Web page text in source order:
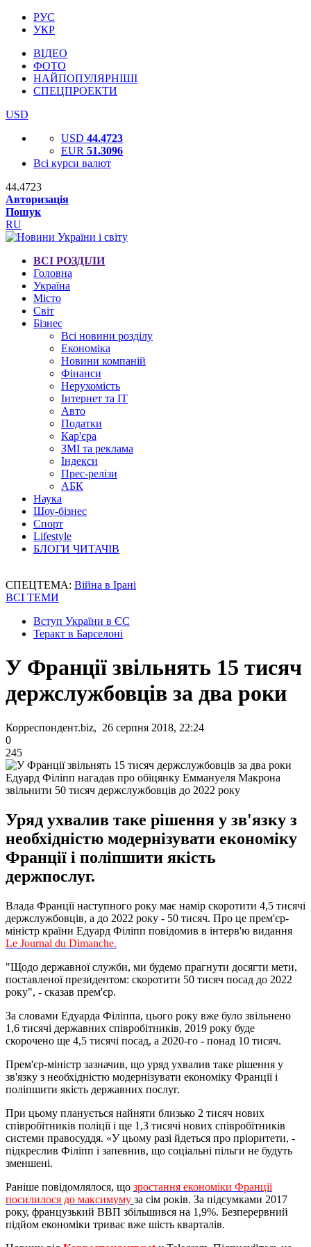
РУС
УКР
ВІДЕО
ФОТО
НАЙПОПУЛЯРНІШІ
СПЕЦПРОЕКТИ
USD
USD 44.4723
EUR 51.3096
Всі курси валют
44.4723
Авторизація
Пошук
RU
ВСІ РОЗДІЛИ
Головна
Україна
Місто
Світ
Бізнес
Всі новини розділу
Економіка
Новини компаній
Фінанси
Нерухомість
Інтернет та IT
Авто
Податки
Кар'єра
ЗМІ та реклама
Індекси
Прес-релізи
АБК
Наука
Шоу-бізнес
Спорт
Lifestyle
БЛОГИ ЧИТАЧІВ
СПЕЦТЕМА: Війна в Ірані
ВСІ ТЕМИ
Вступ України в ЄС
Теракт в Барселоні
У Франції звільнять 15 тисяч
держслужбовців за два роки
Корреспондент.biz, 26 серпня 2018, 22:24
0
245
Едуард Філіпп нагадав про обіцянку Еммануеля Макрона
звільнити 50 тисяч держслужбовців до 2022 року
Уряд ухвалив таке рішення у зв'язку з
необхідністю модернізувати економіку
Франції і поліпшити якість
держпослуг.
Влада Франції наступного року має намір скоротити 4,5 тисячі
держслужбовців, а до 2022 року - 50 тисяч. Про це прем'єр-
міністр країни Едуард Філіпп повідомив в інтерв'ю видання
Le Journal du Dimanche.
"Щодо державної служби, ми будемо прагнути досягти мети,
поставленої президентом: скоротити 50 тисяч посад до 2022
року", - сказав прем'єр.
За словами Едуарда Філіппа, цього року вже було звільнено
1,6 тисячі державних співробітників, 2019 року буде
скорочено ще 4,5 тисячі посад, а 2020-го - понад 10 тисяч.
Прем'єр-міністр зазначив, що уряд ухвалив таке рішення у
зв'язку з необхідністю модернізувати економіку Франції і
поліпшити якість державних послуг.
При цьому планується найняти близько 2 тисяч нових
співробітників поліції і ще 1,3 тисячі нових співробітників
системи правосуддя. «У цьому разі йдеться про пріоритети, -
підкреслив Філіпп і запевнив, що соціальні пільги не будуть
зменшені.
Раніше повідомлялося, що зростання економіки Франції
посилилося до максимуму за сім років. За підсумками 2017
року, французький ВВП збільшився на 1,9%. Безперервний
підйом економіки триває вже шість кварталів.